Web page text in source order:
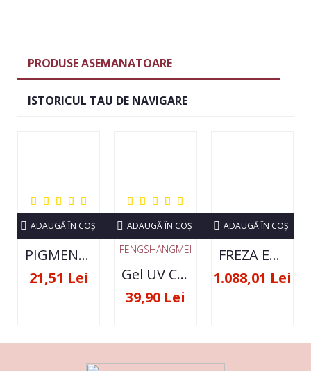
PRODUSE ASEMANATOARE
ISTORICUL TAU DE NAVIGARE
PIGMENT NEON SET 12 CULORI
21,51 Lei
ADAUGĂ ÎN COŞ
FENGSHANGMEI
Gel UV Constructie FSM 50ML - 07
39,90 Lei
ADAUGĂ ÎN COŞ
FREZA ELECTRICA STRONG 210 35000 RPM- ORIGINALA
1.088,01 Lei
ADAUGĂ ÎN COŞ